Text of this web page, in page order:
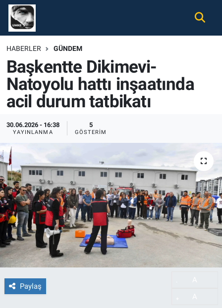
HABERLER GÜNDEM
Başkentte Dikimevi-
Natoyolu hattı inşaatında
acil durum tatbikatı
30.06.2026 - 16:38
YAYINLANMA
5
GÖSTERIM
Paylaş
Gündem
Ekonomi
Spor
Tüm Haberler
İletişim
Künye
Nöbetçi Eczaneler
Hava Durumu
Namaz Vakitleri
Süper Lig Puan Durumu ve Fikstür
Tüm Manşetler
Son Dakika Haberleri
Haber Arşivi